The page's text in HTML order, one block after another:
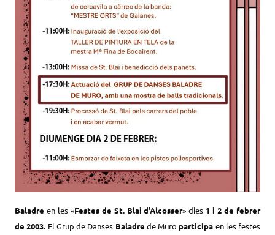
Baladre en les «Festes de St. Blai d’Alcosser» dies 1 i 2 de febrer
de 2003. El Grup de Danses Baladre de Muro participa en les festes